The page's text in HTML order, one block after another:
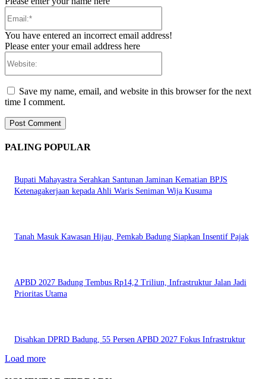
You have entered an incorrect email address!
Please enter your email address here
Save my name, email, and website in this browser for the next
time I comment.
PALING POPULAR
Bupati Mahayastra Serahkan Santunan Jaminan Kematian BPJS
Ketenagakerjaan kepada Ahli Waris Seniman Wija Kusuma
Tanah Masuk Kawasan Hijau, Pemkab Badung Siapkan Insentif Pajak
APBD 2027 Badung Tembus Rp14,2 Triliun, Infrastruktur Jalan Jadi
Prioritas Utama
Disahkan DPRD Badung, 55 Persen APBD 2027 Fokus Infrastruktur
Load more